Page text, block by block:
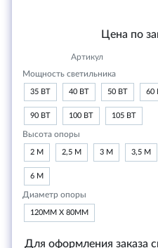
Цена по
Артикул
Мощность светильника
35 ВТ 40 ВТ 50 ВТ 60
90 ВТ 100 ВТ 105 ВТ
Высота опоры
2 М 2,5 М 3 М 3,5 М
6 М
Диаметр опоры
120ММ Х 80ММ
Для оформления заказа